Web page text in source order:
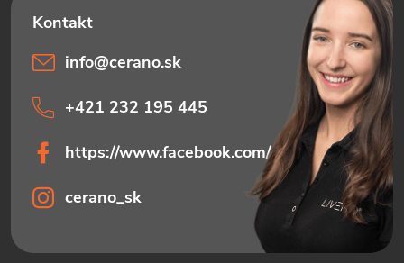
info@cerano.sk
+421 232 195 445
https://www.facebook.com/ceranosk
cerano_sk